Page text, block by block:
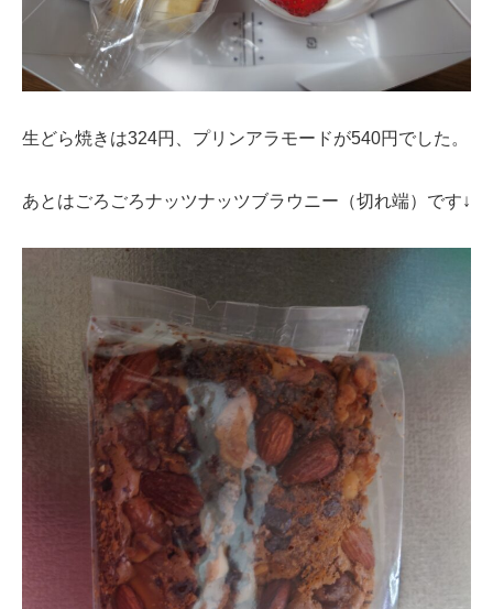
生どら焼きは324円、プリンアラモードが540円でした。
あとはごろごろナッツナッツブラウニー（切れ端）です↓